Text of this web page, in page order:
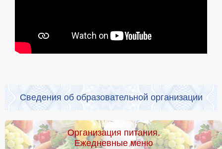
Сведения об образовательной организации
Организация питания.
Ежедневные меню